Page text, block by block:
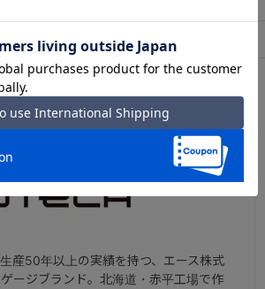
お買い物ガイド
産50年以上の実績を持つ、エース株式
ージブランド。北海道・赤平工場で作